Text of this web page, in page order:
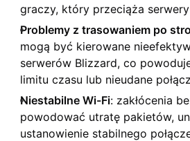
graczy, który przeciąża serwery
Problemy z trasowaniem po
mogą być kierowane
serwerów Blizzard, co
limitu czasu lub nieudane
Niestabilne Wi-Fi: zakłócenia
powodować utratę pakietów,
ustanowienie stabilnego